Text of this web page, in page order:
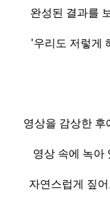
완성된 결과를
'우리도 저렇게
영상을 감상한
영상 속에 녹아
자연스럽게 짚